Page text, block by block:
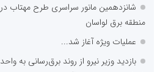
شانزدهمین مانور سراسری طرح مهتاب در
منطقه برق لواسان
عملیات ویژه آغاز شد...
بازدید وزیر نیرو از روند برق‌رسانی به